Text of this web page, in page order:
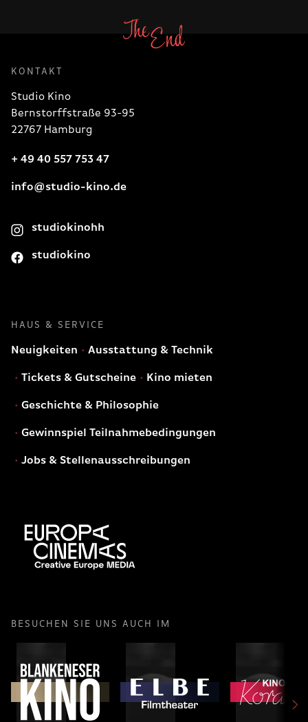
KONTAKT
Studio Kino
Bernstorffstraße 93-95
22767 Hamburg
+ 49 40 557 753 47
info@studio-kino.de
studiokinohh
studiokino
HAUS & SERVICE
Neuigkeiten Ausstattung & Technik
Tickets & Gutscheine Kino mieten
Geschichte & Philosophie
Gewinnspiel Teilnahmebedingungen
Jobs & Stellenausschreibungen
BESUCHEN SIE UNS AUCH IM